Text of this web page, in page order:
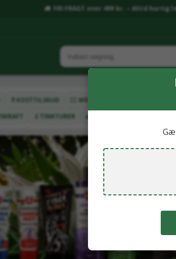
FRI FRAGT over 499 kr. – Altid hurtig
💊KOSTTILSKUD 🧖‍♂️ WELLNESS & RESTITUTION
💧TINKTURER 🌿HAMP & LIVSSTIL